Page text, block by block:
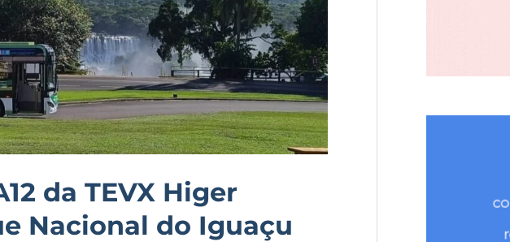
da TEVX Higer
Nacional do Iguaçu